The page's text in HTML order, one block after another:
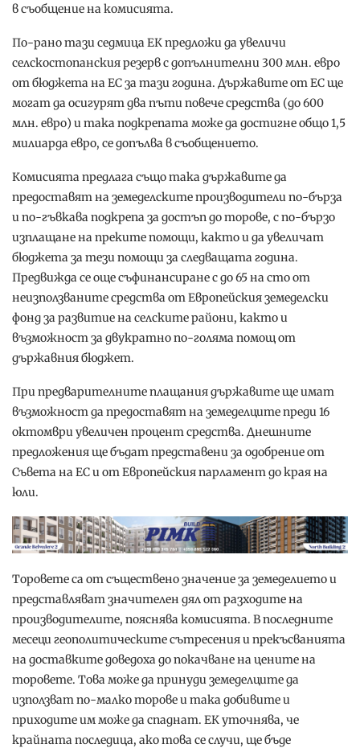
в съобщение на комисията.
По-рано тази седмица ЕК предложи да увеличи
селскостопанския резерв с допълнителни 300 млн. евро
от бюджета на ЕС за тази година. Държавите от ЕС ще
могат да осигурят два пъти повече средства (до 600
млн. евро) и така подкрепата може да достигне общо 1,5
милиарда евро, се допълва в съобщението.
Комисията предлага също така държавите да
предоставят на земеделските производители по-бърза
и по-гъвкава подкрепа за достъп до торове, с по-бързо
изплащане на преките помощи, както и да увеличат
бюджета за тези помощи за следващата година.
Предвижда се още съфинансиране с до 65 на сто от
неизползваните средства от Европейския земеделски
фонд за развитие на селските райони, както и
възможност за двукратно по-голяма помощ от
държавния бюджет.
При предварителните плащания държавите ще имат
възможност да предоставят на земеделците преди 16
октомври увеличен процент средства. Днешните
предложения ще бъдат представени за одобрение от
Съвета на ЕС и от Европейския парламент до края на
юли.
Торовете са от съществено значение за земеделието и
представляват значителен дял от разходите на
производителите, пояснява комисията. В последните
месеци геополитическите сътресения и прекъсванията
на доставките доведоха до покачване на цените на
торовете. Това може да принуди земеделците да
използват по-малко торове и така добивите и
приходите им може да спаднат. ЕК уточнява, че
крайната последица, ако това се случи, ще бъде